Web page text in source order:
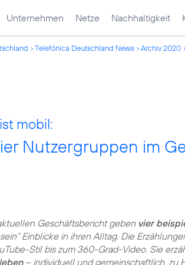
Unternehmen Netze Nachhaltigkeit
Telefónica Deutschland News Archiv 2020
mobil:
Nutzergruppen im
Geschäftsbericht geben vier
Einblicke in ihren Alltag. Die
Stil bis zum 360-Grad-Video. Sie
– individuell und gemeinschaftlich, zu